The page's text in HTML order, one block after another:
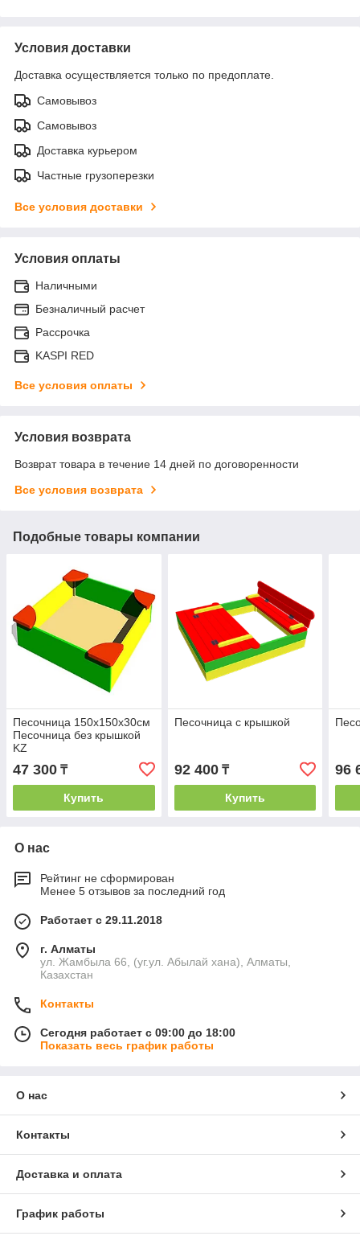
Условия доставки
Доставка осуществляется только по предоплате.
Самовывоз
Самовывоз
Доставка курьером
Частные грузоперезки
Все условия доставки
Условия оплаты
Наличными
Безналичный расчет
Рассрочка
KASPI RED
Все условия оплаты
Условия возврата
Возврат товара в течение 14 дней по договоренности
Все условия возврата
Подобные товары компании
Песочница 150х150х30см
Песочница без крышкой
KZ
47 300 ₸
Купить
Песочница с крышкой
92 400₸
Купить
96
О нас
Рейтинг не сформирован
Менее 5 отзывов за последний год
Работает с 29.11.2018
г. Алматы
ул. Жамбыла 66, (уг.ул. Абылай хана), Алматы,
Казахстан
Контакты
Сегодня работает с 09:00 до 18:00
Показать весь график работы
О нас
Контакты
Доставка и оплата
График работы